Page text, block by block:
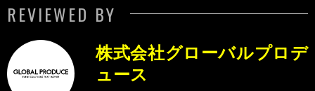
REVIEWED BY
株式会社グローバルプロデ
ュース